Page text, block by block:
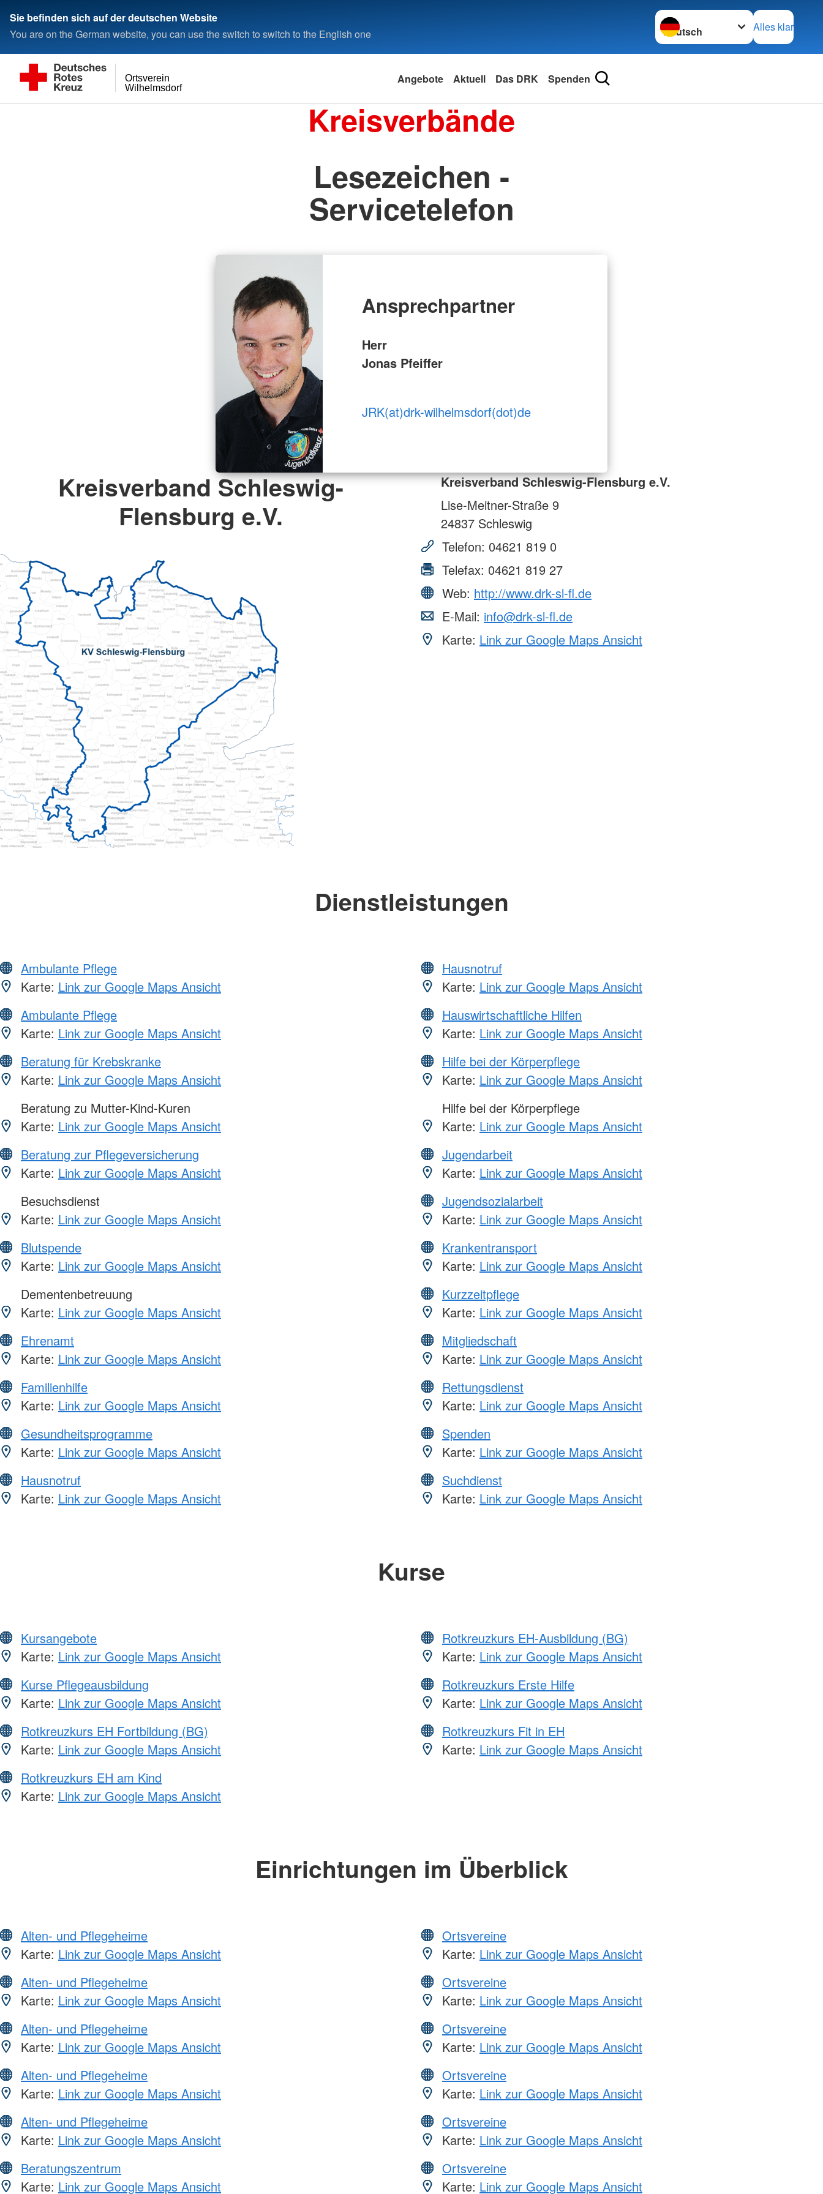
Sie befinden sich auf der deutschen Website
You are on the German website, you can use the switch to switch to the English one
Sprache wechseln zu
Alles klar
Wilhelmsdorf
Ortsverein Angebote Aktuell Das DRK Spenden
Kreisverbände
Lesezeichen -
Servicetelefon
Ansprechpartner
Herr
Jonas Pfeiffer
JRK(at)drk-wilhelmsdorf(dot)de
Kreisverband Schleswig-
Flensburg e.V.
Kreisverband Schleswig-Flensburg e.V.
Lise-Meitner-Straße 9
24837 Schleswig
Telefon: 04621 819 0
Telefax: 04621 819 27
Web: http://www.drk-sl-fl.de
E-Mail: info@drk-sl-fl.de
Karte: Link zur Google Maps Ansicht
Dienstleistungen
Ambulante Pflege
Karte: Link zur Google Maps Ansicht
Ambulante Pflege
Karte: Link zur Google Maps Ansicht
Beratung für Krebskranke
Karte: Link zur Google Maps Ansicht
Beratung zu Mutter-Kind-Kuren
Karte: Link zur Google Maps Ansicht
Beratung zur Pflegeversicherung
Karte: Link zur Google Maps Ansicht
Besuchsdienst
Karte: Link zur Google Maps Ansicht
Blutspende
Karte: Link zur Google Maps Ansicht
Dementenbetreuung
Karte: Link zur Google Maps Ansicht
Ehrenamt
Karte: Link zur Google Maps Ansicht
Familienhilfe
Karte: Link zur Google Maps Ansicht
Gesundheitsprogramme
Karte: Link zur Google Maps Ansicht
Hausnotruf
Karte: Link zur Google Maps Ansicht
Hausnotruf
Karte: Link zur Google Maps Ansicht
Hauswirtschaftliche Hilfen
Karte: Link zur Google Maps Ansicht
Hilfe bei der Körperpflege
Karte: Link zur Google Maps Ansicht
Hilfe bei der Körperpflege
Karte: Link zur Google Maps Ansicht
Jugendarbeit
Karte: Link zur Google Maps Ansicht
Jugendsozialarbeit
Karte: Link zur Google Maps Ansicht
Krankentransport
Karte: Link zur Google Maps Ansicht
Kurzzeitpflege
Karte: Link zur Google Maps Ansicht
Mitgliedschaft
Karte: Link zur Google Maps Ansicht
Rettungsdienst
Karte: Link zur Google Maps Ansicht
Spenden
Karte: Link zur Google Maps Ansicht
Suchdienst
Karte: Link zur Google Maps Ansicht
Kurse
Kursangebote
Karte: Link zur Google Maps Ansicht
Kurse Pflegeausbildung
Karte: Link zur Google Maps Ansicht
Rotkreuzkurs EH Fortbildung (BG)
Karte: Link zur Google Maps Ansicht
Rotkreuzkurs EH am Kind
Karte: Link zur Google Maps Ansicht
Rotkreuzkurs EH-Ausbildung (BG)
Karte: Link zur Google Maps Ansicht
Rotkreuzkurs Erste Hilfe
Karte: Link zur Google Maps Ansicht
Rotkreuzkurs Fit in EH
Karte: Link zur Google Maps Ansicht
Einrichtungen im Überblick
Alten- und Pflegeheime
Karte: Link zur Google Maps Ansicht
Alten- und Pflegeheime
Karte: Link zur Google Maps Ansicht
Alten- und Pflegeheime
Karte: Link zur Google Maps Ansicht
Alten- und Pflegeheime
Karte: Link zur Google Maps Ansicht
Alten- und Pflegeheime
Karte: Link zur Google Maps Ansicht
Beratungszentrum
Karte: Link zur Google Maps Ansicht
Ortsvereine
Karte: Link zur Google Maps Ansicht
Ortsvereine
Karte: Link zur Google Maps Ansicht
Ortsvereine
Karte: Link zur Google Maps Ansicht
Ortsvereine
Karte: Link zur Google Maps Ansicht
Ortsvereine
Karte: Link zur Google Maps Ansicht
Ortsvereine
Karte: Link zur Google Maps Ansicht